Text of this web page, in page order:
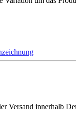
Versand innerhalb